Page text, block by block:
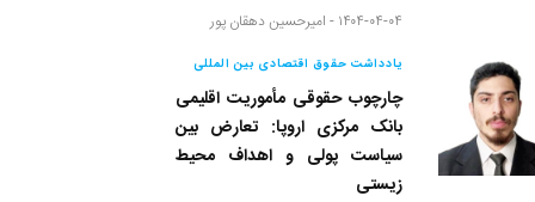
۱۴۰۴-۰۴-۰۴ - امیرحسین دهقان پور
یادداشت حقوق اقتصادی بین المللی
چارچوب حقوقی مأموریت اقلیمی
بانک مرکزی اروپا: تعارض بین
سیاست پولی و اهداف محیط
زیستی